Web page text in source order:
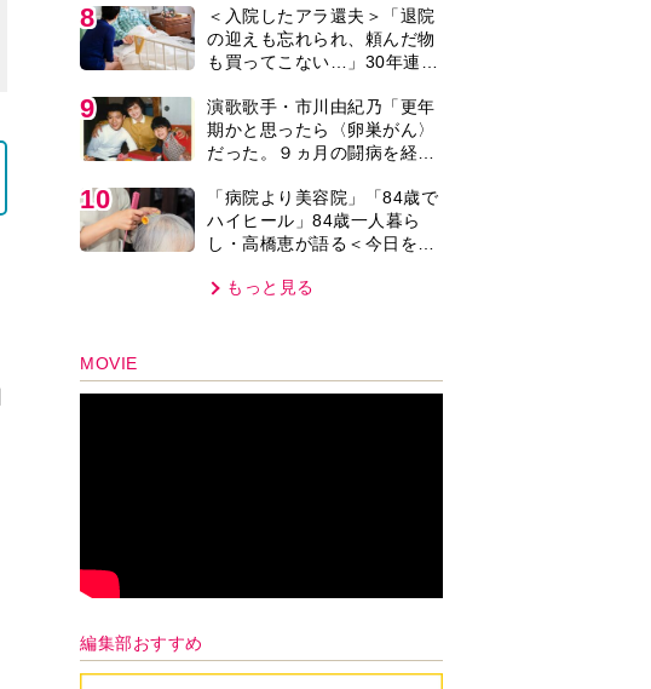
タバレあり＞
8
＜入院したアラ還夫＞「退院
の迎えも忘れられ、頼んだ物
も買ってこない…」30年連れ
った時こそ助け合うのが夫婦
では」との訴えに女性たちの
反応は…
9
演歌歌手・市川由紀乃「更年
期かと思ったら〈卵巣がん〉
だった。９ヵ月の闘病を経て
紙を今も支えに」【2026上半
期BEST】
10
「病院より美容院」「84歳で
ハイヒール」84歳一人暮ら
し・高橋恵が語る＜今日を少
とは…
もっと見る
MOVIE
編集部おすすめ